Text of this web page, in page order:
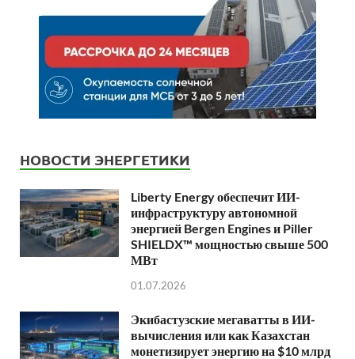
НОВОСТИ ЭНЕРГЕТИКИ
Liberty Energy обеспечит ИИ-
инфраструктуру автономной
энергией Bergen Engines и Piller
SHIELDX™ мощностью свыше 500
МВт
01.07.2026
Экибастузские мегаватты в ИИ-
вычисления или как Казахстан
монетизирует энергию на $10 млрд